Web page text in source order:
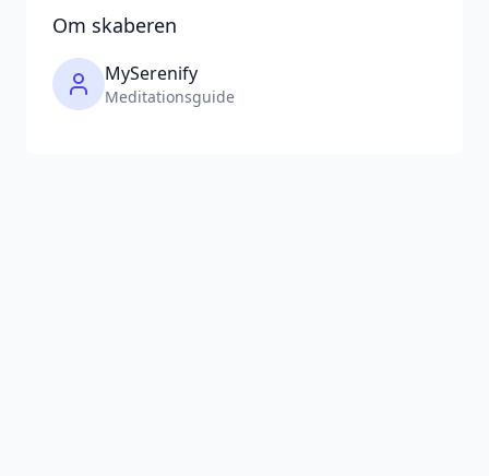
Om skaberen
MySerenify
Meditationsguide